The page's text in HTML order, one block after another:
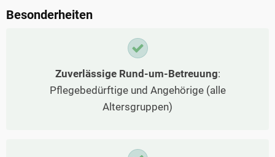
Besonderheiten
Zuverlässige Rund-um-Betreuung:
Pflegebedürftige und Angehörige (alle
Altersgruppen)